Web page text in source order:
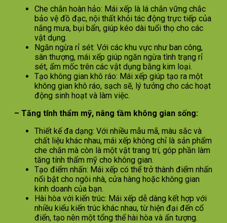
Che chắn hoàn hảo: Mái xếp là lá chắn vững chắc
bảo vệ đồ đạc, nội thất khỏi tác động trực tiếp của
nắng mưa, bụi bẩn, giúp kéo dài tuổi thọ cho các
vật dụng.
Ngăn ngừa rỉ sét: Với các khu vực như ban công,
sân thượng, mái xếp giúp ngăn ngừa tình trạng rỉ
sét, ẩm mốc trên các vật dụng bằng kim loại.
Tạo không gian khô ráo: Mái xếp giúp tạo ra một
không gian khô ráo, sạch sẽ, lý tưởng cho các hoạt
động sinh hoạt và làm việc.
– Tăng tính thẩm mỹ, nâng tầm không gian sống:
Thiết kế đa dạng: Với nhiều mẫu mã, màu sắc và
chất liệu khác nhau, mái xếp không chỉ là sản phẩm
che chắn mà còn là một vật trang trí, góp phần làm
tăng tính thẩm mỹ cho không gian.
Tạo điểm nhấn: Mái xếp có thể trở thành điểm nhấn
nổi bật cho ngôi nhà, cửa hàng hoặc không gian
kinh doanh của bạn.
Hài hòa với kiến trúc: Mái xếp dễ dàng kết hợp với
nhiều kiểu kiến trúc khác nhau, từ hiện đại đến cổ
điển, tạo nên một tổng thể hài hòa và ấn tượng.